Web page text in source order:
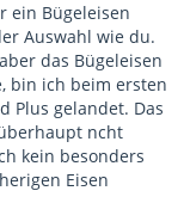
ein Bügeleisen
Auswahl wie du.
das Bügeleisen
bin ich beim ersten
Plus gelandet. Das
ncht
kein besonders
Eisen